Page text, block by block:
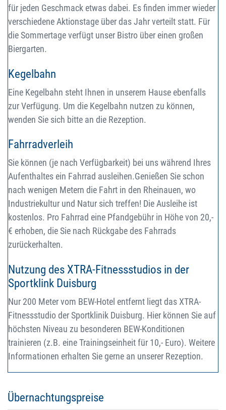
für jeden Geschmack etwas dabei. Es finden immer wieder
verschiedene Aktionstage über das Jahr verteilt statt. Für
die Sommertage verfügt unser Bistro über einen großen
Biergarten.
Kegelbahn
Eine Kegelbahn steht Ihnen in unserem Hause ebenfalls
zur Verfügung. Um die Kegelbahn nutzen zu können,
wenden Sie sich bitte an die Rezeption.
Fahrradverleih
Sie können (je nach Verfügbarkeit) bei uns während Ihres
Aufenthaltes ein Fahrrad ausleihen.Genießen Sie schon
nach wenigen Metern die Fahrt in den Rheinauen, wo
Industriekultur und Natur sich treffen! Die Ausleihe ist
kostenlos. Pro Fahrrad eine Pfandgebühr in Höhe von 20,-
€ erhoben, die Sie nach Rückgabe des Fahrrads
zurückerhalten.
Nutzung des XTRA-Fitnessstudios in der
Sportklink Duisburg
Nur 200 Meter vom BEW-Hotel entfernt liegt das XTRA-
Fitnessstudio der Sportklinik Duisburg. Hier können Sie auf
höchsten Niveau zu besonderen BEW-Konditionen
trainieren (z.B. eine Trainingseinheit für 10,- Euro). Weitere
Informationen erhalten Sie gerne an unserer Rezeption.
Übernachtungspreise